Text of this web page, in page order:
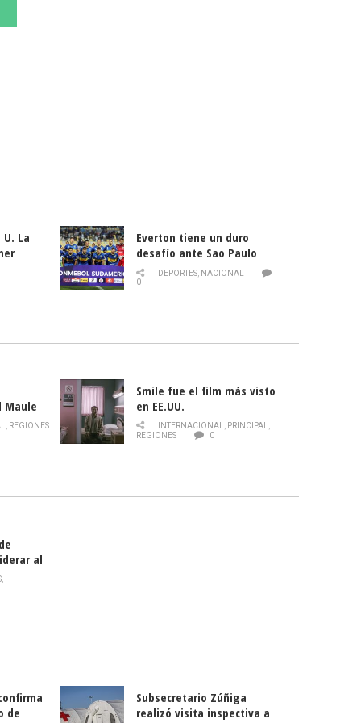
La
Everton tiene un duro
desafío ante Sao Paulo
DEPORTES, NACIONAL
0
Maule
de la
, REGIONES
Smile fue el film más visto
en EE.UU.
INTERNACIONAL, PRINCIPAL,
REGIONES
0
al
,
de
Subsecretario Zúñiga
realizó visita inspectiva a